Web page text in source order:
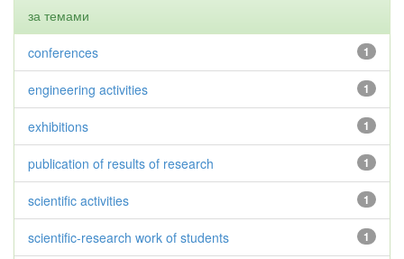
за темами
1
conferences
1
engineering activities
1
exhibitions
1
publication of results of research
1
scientific activities
1
scientific-research work of students